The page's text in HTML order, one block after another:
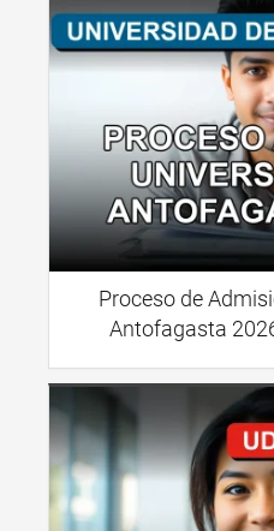
Proceso de
Antofagasta